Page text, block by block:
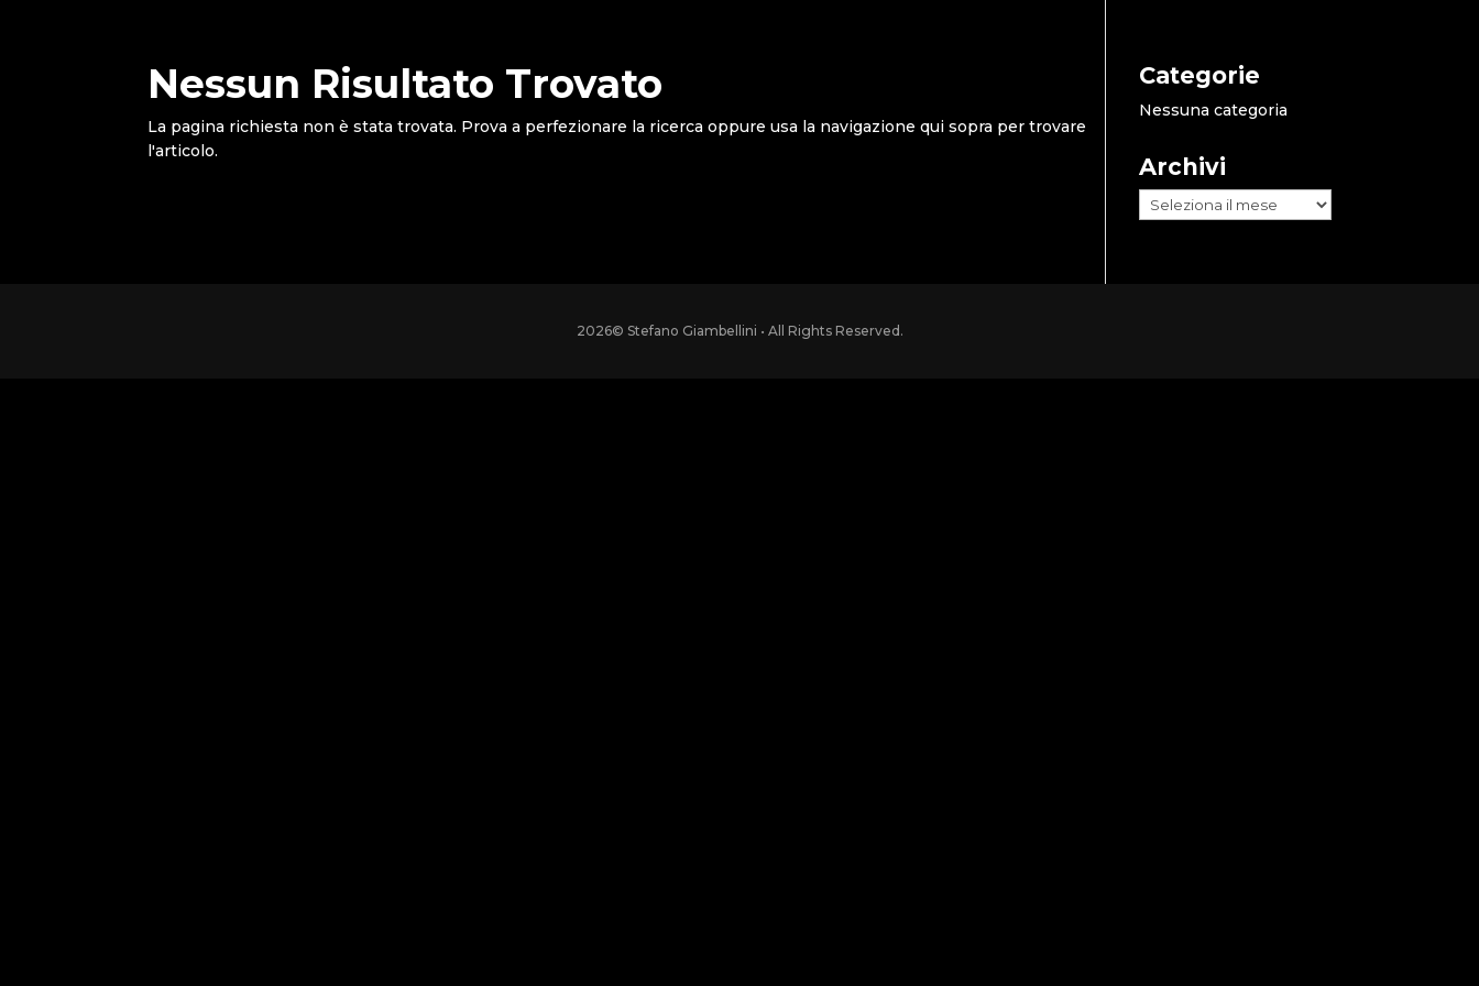
Nessun Risultato Trovato
La pagina richiesta non è stata trovata. Prova a perfezionare la ricerca oppure usa la navigazione qui sopra per trovare
l'articolo.
Categorie
Nessuna categoria
Archivi
Archivi
2026© Stefano Giambellini • All Rights Reserved.